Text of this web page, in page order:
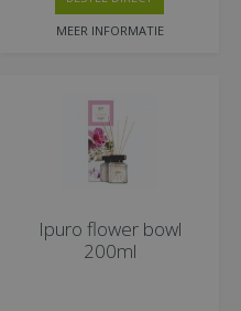
MEER INFORMATIE
Ipuro flower bowl
200ml